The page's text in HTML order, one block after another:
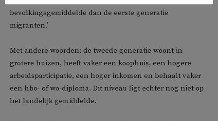
bevolkingsgemiddelde dan de eerste generatie
migranten.’
Met andere woorden: de tweede generatie woont in
grotere huizen, heeft vaker een koophuis, een hogere
arbeidsparticipatie, een hoger inkomen en behaalt vaker
een hbo- of wo-diploma. Dit niveau ligt echter nog niet op
het landelijk gemiddelde.